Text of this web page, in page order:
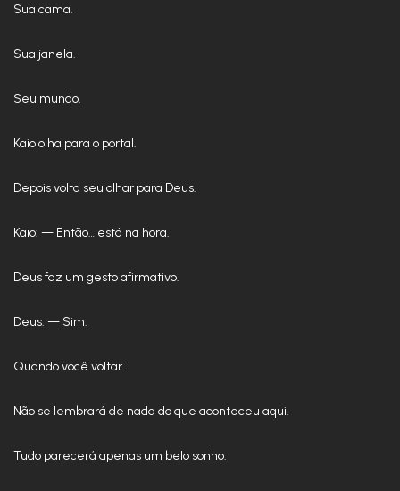
Sua cama.
Sua janela.
Seu mundo.
Kaio olha para o portal.
Depois volta seu olhar para Deus.
Kaio: — Então… está na hora.
Deus faz um gesto afirmativo.
Deus: — Sim.
Quando você voltar…
Não se lembrará de nada do que aconteceu aqui.
Tudo parecerá apenas um belo sonho.